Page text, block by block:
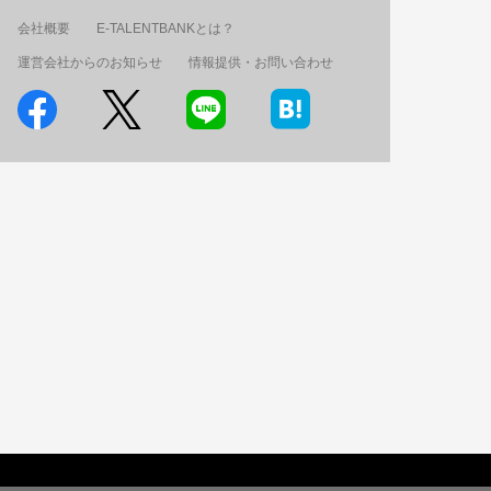
会社概要 E-TALENTBANKとは？
運営会社からのお知らせ 情報提供・お問い合わせ